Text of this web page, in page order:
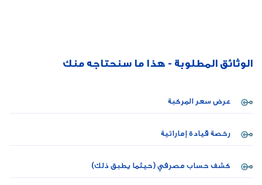
الوثائق المطلوبة - هذا ما سنحتاجه منك
عرض سعر المركبة
رخصة قيادة إماراتية
كشف حساب مصرفي (حيثما يطبق ذلك)